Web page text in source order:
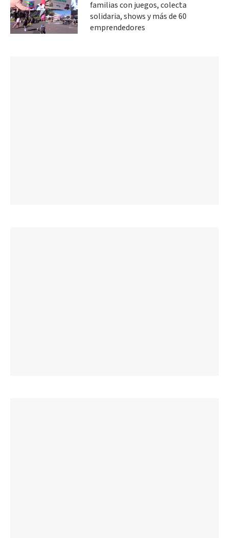
familias con juegos, colecta
solidaria, shows y más de 60
emprendedores